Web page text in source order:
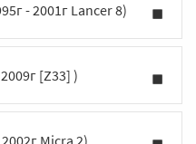
- 2001г Lancer 8)
[Z33] )